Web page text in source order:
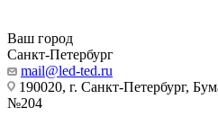
Ваш город
Санкт-Петербург
mail@led-ted.ru
190020, г. Санкт-Петербург,
№204